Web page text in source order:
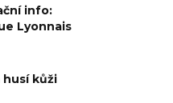
info:
Lyonnais
husí kůži